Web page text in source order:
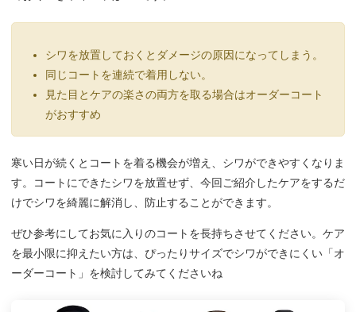
シワを放置しておくとダメージの原因になってしまう。
同じコートを連続で着用しない。
見た目とケアの楽さの両方を取る場合はオーダーコート
がおすすめ
寒い日が続くとコートを着る機会が増え、シワができやすくなりま
す。コートにできたシワを放置せず、今回ご紹介したケアをするだ
けでシワを綺麗に解消し、防止することができます。
ぜひ参考にしてお気に入りのコートを長持ちさせてください。ケア
を最小限に抑えたい方は、ぴったりサイズでシワができにくい「オ
ーダーコート」を検討してみてくださいね